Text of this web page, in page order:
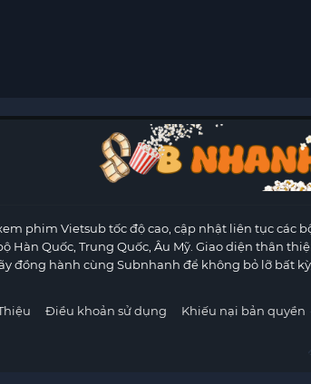
phim Vietsub tốc độ cao, cập nhật liên tục
Hàn Quốc, Trung Quốc, Âu Mỹ. Giao diện thân
đồng hành cùng Subnhanh để không bỏ lỡ bất
Điều khoản sử dụng Khiếu nại bản quyền